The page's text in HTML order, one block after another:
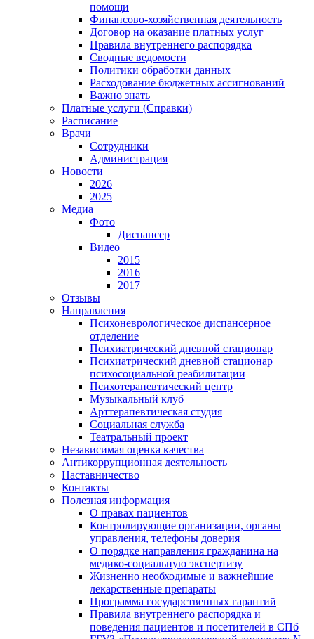
помощи
Финансово-хозяйственная деятельность
Договор на оказание платных услуг
Правила внутреннего распорядка
Сводные ведомости
Политики обработки данных
Расходование бюджетных ассигнований
Важно знать
Платные услуги (Справки)
Расписание
Врачи
Сотрудники
Администрация
Новости
2026
2025
Медиа
Фото
Диспансер
Видео
2015
2016
2017
Отзывы
Направления
Психоневрологическое диспансерное
отделение
Психиатрический дневной стационар
Психиатрический дневной стационар
психосоциальной реабилитации
Психотерапевтический центр
Музыкальный клуб
Арттерапевтическая студия
Социальная служба
Театральный проект
Независимая оценка качества
Антикоррупционная деятельность
Наставничество
Контакты
Полезная информация
О правах пациентов
Контролирующие организации, органы
управления, телефоны доверия
О порядке направления гражданина на
медико-социальную экспертизу
Жизненно необходимые и важнейшие
лекарственные препараты
Программа государственных гарантий
Правила внутреннего распорядка и
поведения пациентов и посетителей в СПб